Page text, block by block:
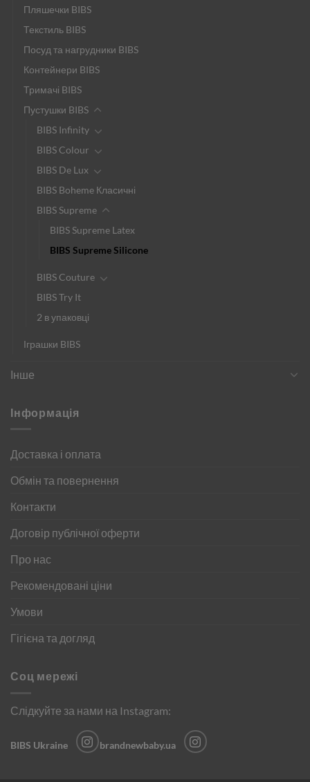
Пляшечки BIBS
Текстиль BIBS
Посуд та нагрудники BIBS
Контейнери BIBS
Тримачі BIBS
Пустушки BIBS
BIBS Infinity
BIBS Colour
BIBS De Lux
BIBS Boheme Класичні
BIBS Supreme
BIBS Supreme Latex
BIBS Supreme Silicone
BIBS Couture
BIBS Try It
2 в упаковці
Іграшки BIBS
Інше
Інформація
Доставка і оплата
Обмін та повернення
Контакти
Договір публічної оферти
Про нас
Рекомендовані ціни
Умови
Гігієна та догляд
Соц мережі
Слідкуйте за нами на Instagram:
BIBS Ukraine brandnewbaby.ua